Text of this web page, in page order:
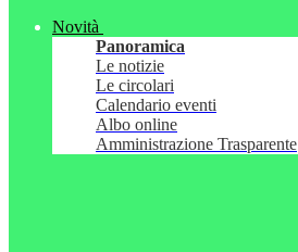
Novità
Panoramica
Le notizie
Le circolari
Calendario eventi
Albo online
Amministrazione Trasparente